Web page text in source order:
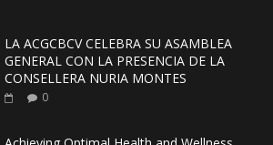
LA ACGCBCV CELEBRA SU ASAMBLEA
GENERAL CON LA PRESENCIA DE LA
CONSELLERA NURIA MONTES
0